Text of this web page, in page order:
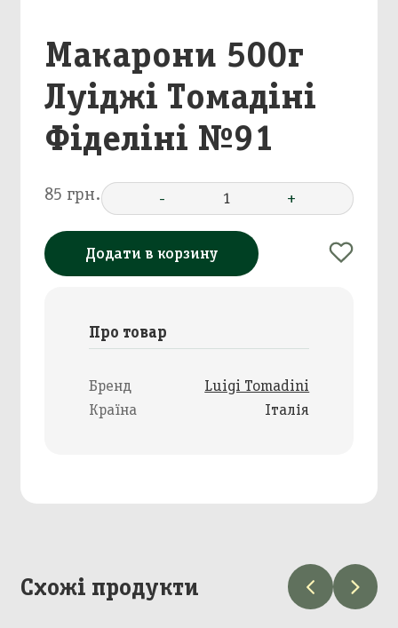
Макарони 500г
Луіджі Томадіні
Фіделіні №91
85 грн. - 1 +
Додати в корзину
Про товар
Бренд
Luigi Tomadini
Країна
Італія
Схожі продукти